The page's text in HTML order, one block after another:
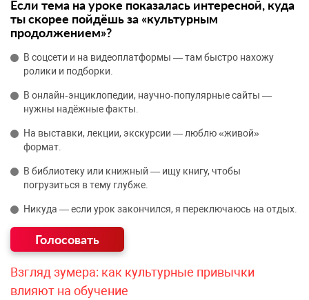
Если тема на уроке показалась интересной, куда
ты скорее пойдёшь за «культурным
продолжением»?
В соцсети и на видеоплатформы — там быстро нахожу
ролики и подборки.
В онлайн‑энциклопедии, научно‑популярные сайты —
нужны надёжные факты.
На выставки, лекции, экскурсии — люблю «живой»
формат.
В библиотеку или книжный — ищу книгу, чтобы
погрузиться в тему глубже.
Никуда — если урок закончился, я переключаюсь на отдых.
Взгляд зумера: как культурные привычки
влияют на обучение